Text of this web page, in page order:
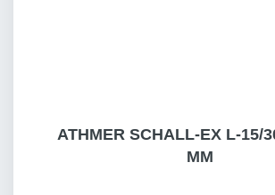
ATHMER SCHALL-EX L-15/
MM